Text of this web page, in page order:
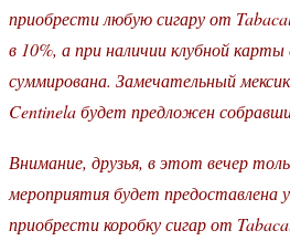
приобрести любую сигару от
в 10%, а при наличии клубной
суммирована. Замечательный
Centinela будет предложен
Внимание, друзья, в этот вечер
мероприятия будет предоставлена
приобрести коробку сигар от